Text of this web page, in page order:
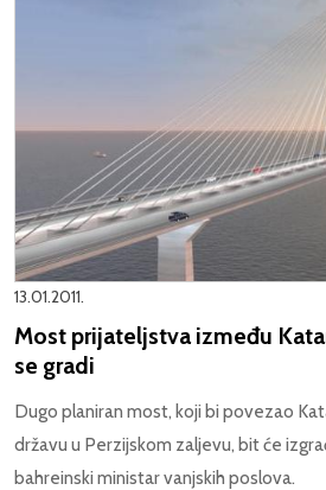
13.01.2011.
Most prijateljstva između
se gradi
Dugo planiran most, koji bi povezao
državu u Perzijskom zaljevu, bit će
bahreinski ministar vanjskih poslova.